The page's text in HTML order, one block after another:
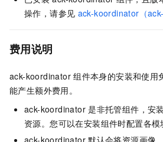
操作，请参见 ack-koordinator（
费用说明
ack-koordinator 组件本身的安装和使用
能产生额外费用。
ack-koordinator 是非托管组件，安
资源。您可以在安装组件时配置各模